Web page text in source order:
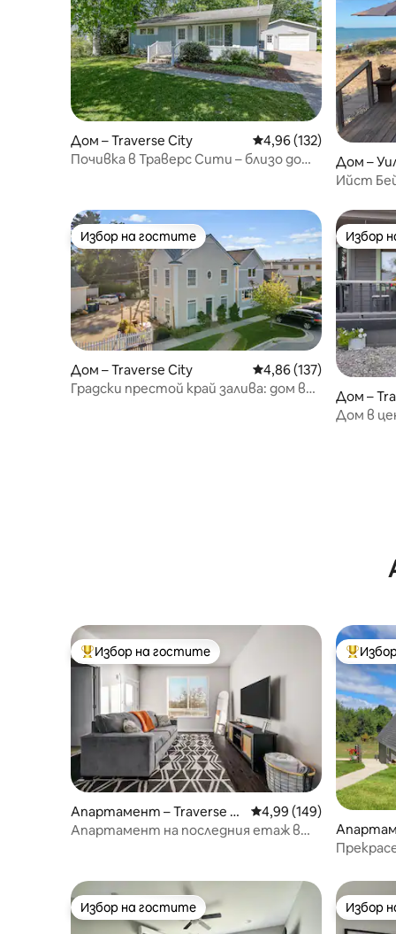
Дом – Traverse City Средна оценка: 4,96
4,96 (132)
Почивка в Траверс Сити – близо до
Дом –
Ийст
Избор на гостите
Избор на гостите
Дом – Traverse City Средна оценка: 4,86
4,86 (137)
Градски престой край залива: дом в
Избор
Избор
Дом –
Дом в
Най-популярен избор на гостите
Избор на гостите
Апартамент – Traverse Ci
ty
Средна оценка: 4,99
4,99 (149)
Апартамент на последния етаж в
Най-
Избор на гостите
Избор на гостите Избор
Избор